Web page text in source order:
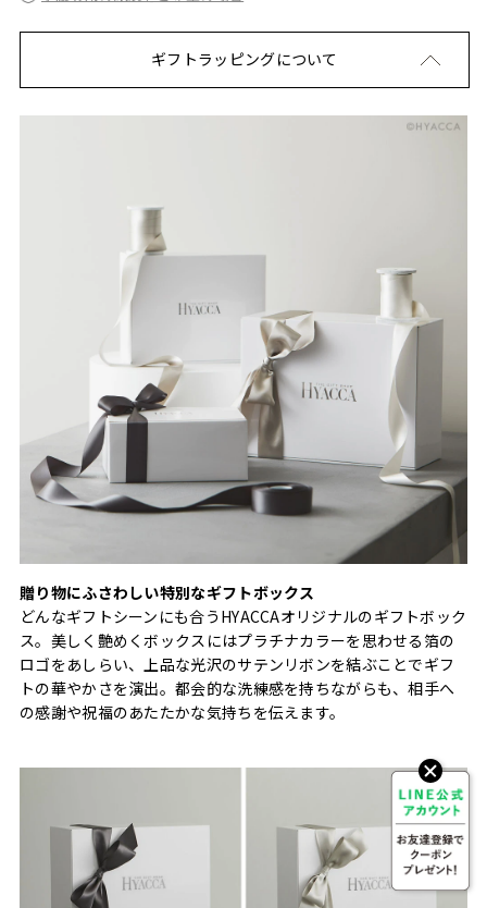
ギフトラッピングについて
贈り物にふさわしい特別なギフトボックス
どんなギフトシーンにも合うHYACCAオリジナルのギフトボック
ス。美しく艶めくボックスにはプラチナカラーを思わせる箔の
ロゴをあしらい、上品な光沢のサテンリボンを結ぶことでギフ
トの華やかさを演出。都会的な洗練感を持ちながらも、相手へ
の感謝や祝福のあたたかな気持ちを伝えます。